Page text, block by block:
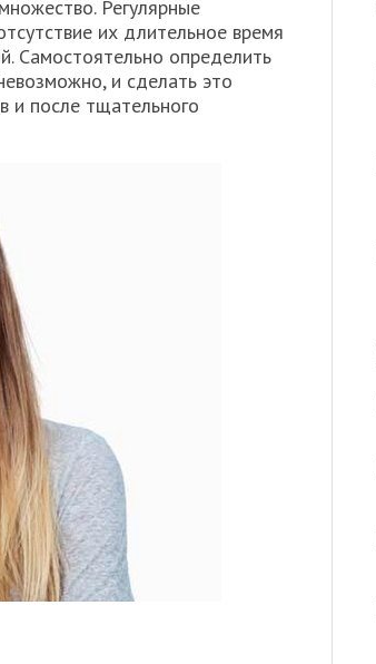
Регулярные
их длительное время
Самостоятельно определить
и сделать это
и после тщательного